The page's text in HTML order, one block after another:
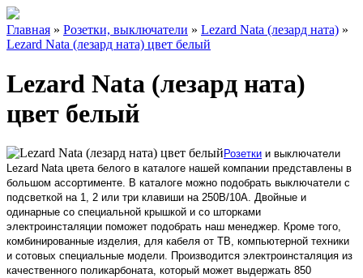
Главная » Розетки, выключатели » Lezard Nata (лезард ната) »
Lezard Nata (лезард ната) цвет белый
Lezard Nata (лезард ната)
цвет белый
Розетки и выключатели
Lezard Nata цвета белого в каталоге нашей компании представлены в
большом ассортименте. В каталоге можно подобрать выключатели с
подсветкой на 1, 2 или три клавиши на 250В/10А. Двойные и
одинарные со специальной крышкой и со шторками
электроинсталяции поможет подобрать наш менеджер. Кроме того,
комбинированные изделия, для кабеля от ТВ, компьютерной техники
и сотовых специальные модели. Производится электроинсталяция из
качественного поликарбоната, который может выдержать 850